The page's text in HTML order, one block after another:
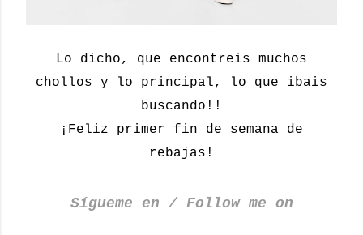
Lo dicho, que encontreis muchos
chollos y lo principal, lo que ibais
buscando!!
¡Feliz primer fin de semana de
rebajas!
Sígueme en / Follow me on